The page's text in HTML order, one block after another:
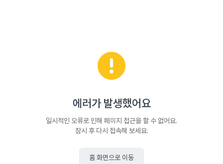
에러가 발생했어요
일시적인 오류로 인해 페이지 접근을 할 수 없어요.
잠시 후 다시 접속해 보세요.
홈 화면으로 이동